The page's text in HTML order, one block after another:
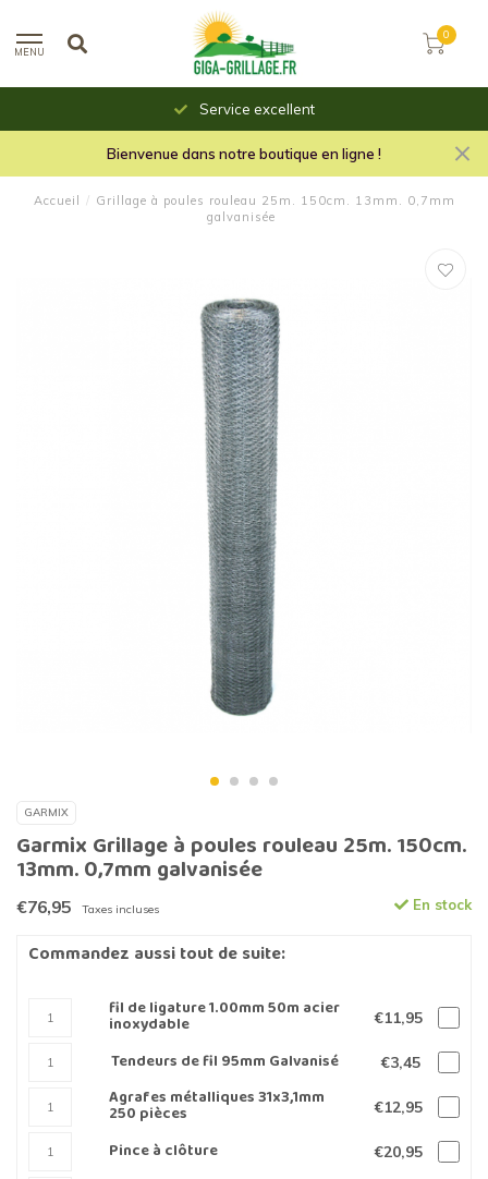
MENU
0
Service excellent
Bienvenue dans notre boutique en ligne !
Accueil / Grillage à poules rouleau 25m. 150cm. 13mm. 0,7mm
galvanisée
GARMIX
Garmix Grillage à poules rouleau 25m. 150cm.
13mm. 0,7mm galvanisée
€76,95 Taxes incluses En stock
Commandez aussi tout de suite:
fil de ligature 1.00mm 50m acier
inoxydable €11,95
Tendeurs de fil 95mm Galvanisé €3,45
Agrafes métalliques 31x3,1mm
250 pièces €12,95
Pince à clôture €20,95